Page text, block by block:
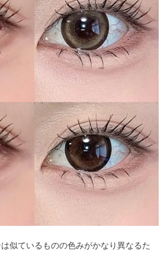
似ているものの色みがかなり異なるた